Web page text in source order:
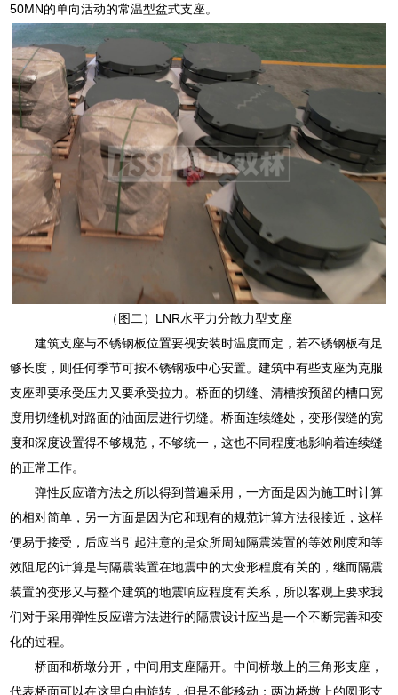
50MN的单向活动的常温型盆式支座。
（图二）LNR水平力分散力型支座
建筑支座与不锈钢板位置要视安装时温度而定，若不锈钢板有足
够长度，则任何季节可按不锈钢板中心安置。建筑中有些支座为克服
支座即要承受压力又要承受拉力。桥面的切缝、清槽按预留的槽口宽
度用切缝机对路面的油面层进行切缝。桥面连续缝处，变形假缝的宽
度和深度设置得不够规范，不够统一，这也不同程度地影响着连续缝
的正常工作。
弹性反应谱方法之所以得到普遍采用，一方面是因为施工时计算
的相对简单，另一方面是因为它和现有的规范计算方法很接近，这样
便易于接受，后应当引起注意的是众所周知隔震装置的等效刚度和等
效阻尼的计算是与隔震装置在地震中的大变形程度有关的，继而隔震
装置的变形又与整个建筑的地震响应程度有关系，所以客观上要求我
们对于采用弹性反应谱方法进行的隔震设计应当是一个不断完善和变
化的过程。
桥面和桥墩分开，中间用支座隔开。中间桥墩上的三角形支座，
代表桥面可以在这里自由旋转，但是不能移动；两边桥墩上的圆形支